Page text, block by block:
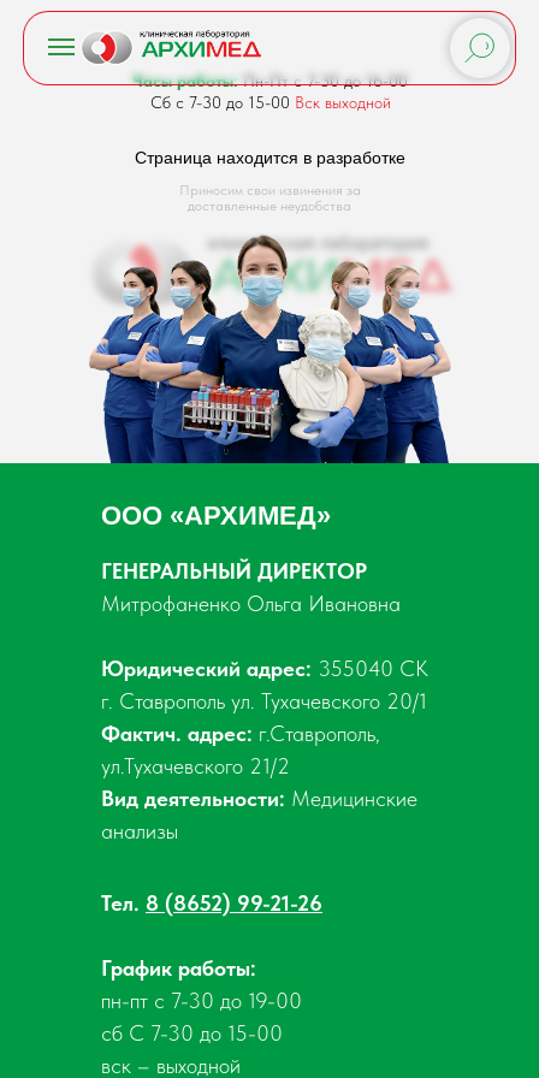
Часы работы:Пн-Пт с 7-30 до 16-00
Сб с 7-30 до 15-00 Вск выходной
Страница находится в разработке
Приносим свои извинения за
доставленные неудобства
ГЕНЕРАЛЬНЫЙ ДИРЕКТОР
Митрофаненко Ольга Ивановна
Юридический адрес: 355040 СК
г. Ставрополь ул. Тухачевского 20/1
Фактич. адрес: г.Ставрополь,
ул.Тухачевского 21/2
Вид деятельности: Медицинские
анализы
Тел. 8 (8652) 99-21-26
График работы:
пн-пт с 7-30 до 19-00
сб С 7-30 до 15-00
вск – выходной
ООО «АРХИМЕД»